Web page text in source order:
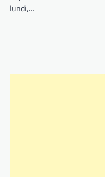
lundi,…